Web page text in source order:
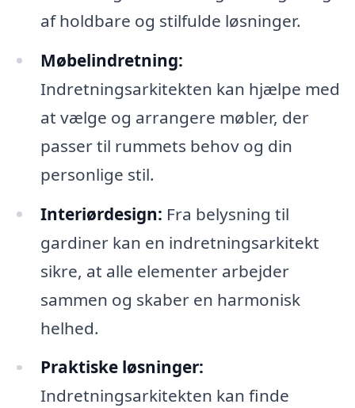
af holdbare og stilfulde løsninger.
Møbelindretning:
Indretningsarkitekten kan hjælpe med
at vælge og arrangere møbler, der
passer til rummets behov og din
personlige stil.
Interiørdesign: Fra belysning til
gardiner kan en indretningsarkitekt
sikre, at alle elementer arbejder
sammen og skaber en harmonisk
helhed.
Praktiske løsninger:
Indretningsarkitekten kan finde